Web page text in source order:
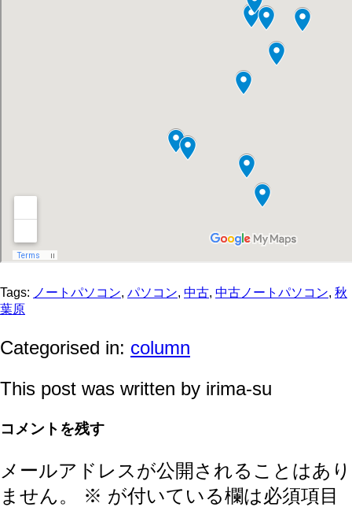
Tags: ノートパソコン, パソコン, 中古, 中古ノートパソコン, 秋
葉原
Categorised in: column
This post was written by irima-su
コメントを残す
メールアドレスが公開されることはあり
ません。
※ が付いている欄は必須項目